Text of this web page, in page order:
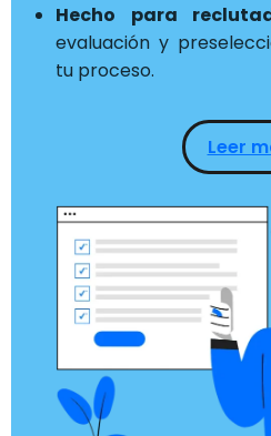
Hecho para
evaluación y
tu proceso.
Leer